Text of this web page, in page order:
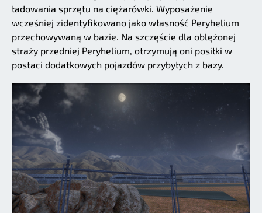
ładowania sprzętu na ciężarówki. Wyposażenie
wcześniej zidentyfikowano jako własność Peryhelium
przechowywaną w bazie. Na szczęście dla oblężonej
straży przedniej Peryhelium, otrzymują oni posiłki w
postaci dodatkowych pojazdów przybyłych z bazy.